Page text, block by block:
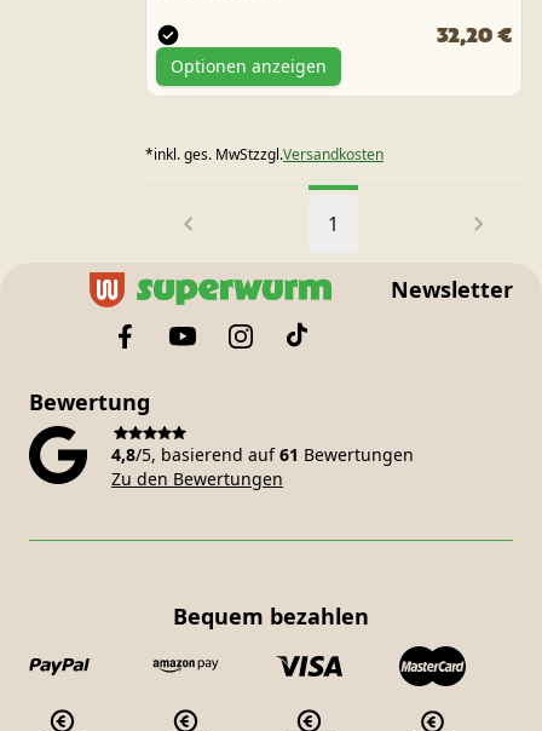
32,20 €
Optionen anzeigen
*inkl. ges. MwStzzgl.Versandkosten
1
Newsletter
Bewertung
4,8/5, basierend auf61 Bewertungen
Zu den Bewertungen
Bequem bezahlen